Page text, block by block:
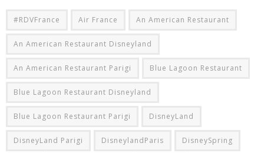
#RDVFrance Air France An American Restaurant
An American Restaurant Disneyland
An American Restaurant Parigi Blue Lagoon Restaurant
Blue Lagoon Restaurant Disneyland
Blue Lagoon Restaurant Parigi DisneyLand
DisneyLand Parigi DisneylandParis DisneySpring